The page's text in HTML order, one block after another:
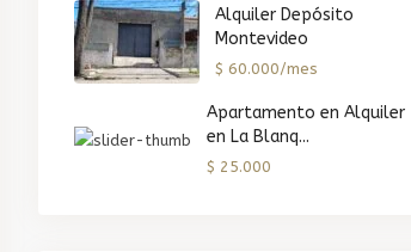
Alquiler Depósito
Montevideo
$ 60.000/mes
Apartamento en Alquiler
en La Blanq...
$ 25.000